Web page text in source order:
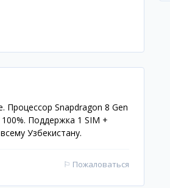
Процессор Snapdragon 8 Gen
Поддержка 1 SIM +
Узбекистану.
⚐ Пожаловаться